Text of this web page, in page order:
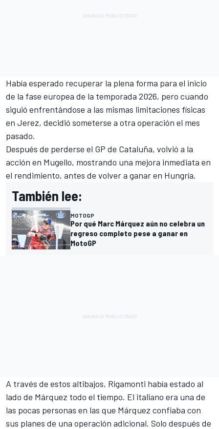
Había esperado recuperar la plena forma para el inicio
de la fase europea de la temporada 2026, pero cuando
siguió enfrentándose a las mismas limitaciones físicas
en Jerez, decidió someterse a otra operación el mes
pasado.
Después de perderse el GP de Cataluña, volvió a la
acción en Mugello, mostrando una mejora inmediata en
el rendimiento, antes de volver a ganar en Hungría.
También lee:
MOTOGP
Por qué Marc Márquez aún no celebra un
regreso completo pese a ganar en
MotoGP
A través de estos altibajos, Rigamonti había estado al
lado de Márquez todo el tiempo. El italiano era una de
las pocas personas en las que Márquez confiaba con
sus planes de una operación adicional. Solo después de